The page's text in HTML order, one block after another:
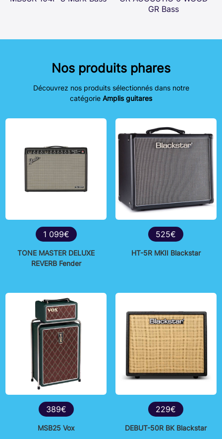
GR Bass
Nos produits phares
Découvrez nos produits sélectionnés dans notre
catégorie Amplis guitares
1 099€
TONE MASTER DELUXE
REVERB Fender
525€
HT-5R MKII Blackstar
389€
MSB25 Vox
229€
DEBUT-50R BK Blackstar